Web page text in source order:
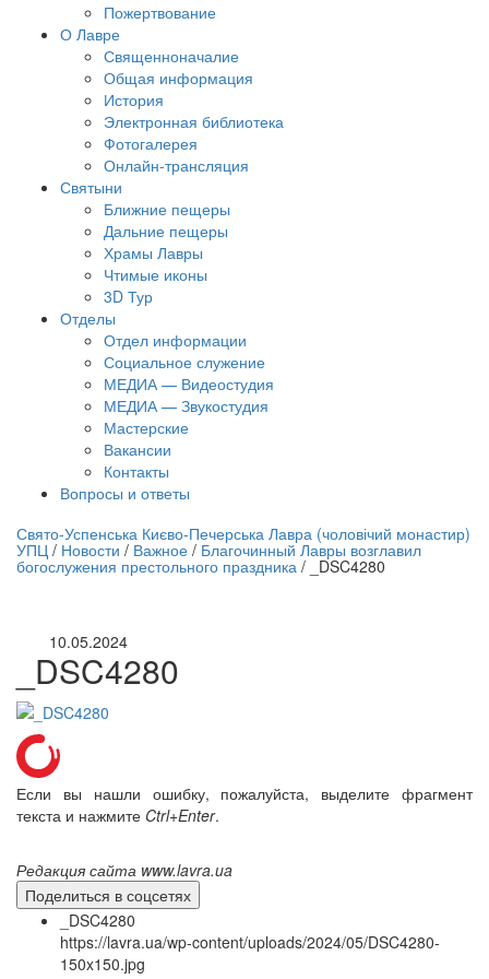
Пожертвование
О Лавре
Священноначалие
Общая информация
История
Электронная библиотека
Фотогалерея
Онлайн-трансляция
Святыни
Ближние пещеры
Дальние пещеры
Храмы Лавры
Чтимые иконы
3D Тур
Отделы
Отдел информации
Социальное служение
МЕДИА — Видеостудия
МЕДИА — Звукостудия
Мастерские
Вакансии
Контакты
Вопросы и ответы
трансляция | 12 сентября
трансляции
Свято-Успенська Києво-Печерська Лавра (чоловічий монастир)
УПЦ / Новости / Важное / Благочинный Лавры возглавил
богослужения престольного праздника / _DSC4280
10.05.2024
_DSC4280
Если вы нашли ошибку, пожалуйста, выделите фрагмент
текста и нажмите Ctrl+Enter.
Редакция сайта www.lavra.ua
Поделиться в соцсетях
_DSC4280
https://lavra.ua/wp-content/uploads/2024/05/DSC4280-
150x150.jpg